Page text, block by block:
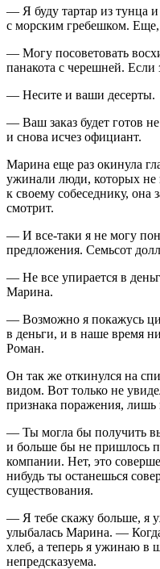
— Я буду тартар из тунца
с морским гребешком.
— Могу посоветовать
панакота с черешней.
— Несите и ваши десерты.
— Ваш заказ будет готов
и снова исчез официант.
Марина еще раз окинула
ужинали люди, которых не
к своему собеседнику, она
смотрит.
— И все-таки я не могу
предложения. Семьсот
— Не все упирается в
Марина.
— Возможно я покажусь
в деньги, и в наше время
Роман.
Он так же откинулся на
видом. Вот только не
признака поражения, лишь
— Ты могла бы получить
и больше бы не пришлось
компании. Нет, это
нибудь ты останешься
существования.
— Я тебе скажу больше, я
улыбалась Марина. —
хлеб, а теперь я ужинаю в
непредсказуема.